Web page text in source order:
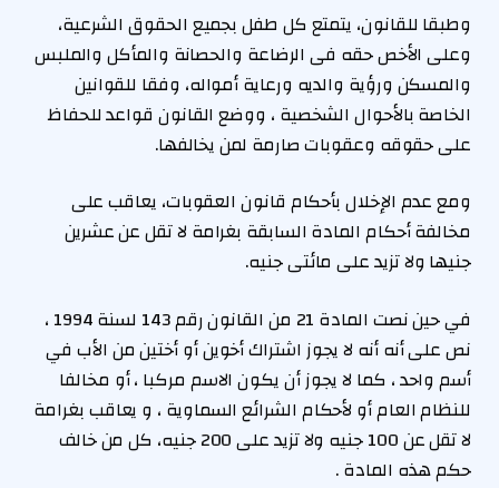
وطبقا للقانون، يتمتع كل طفل بجميع الحقوق الشرعية،
وعلى الأخص حقه فى الرضاعة والحصانة والمأكل والملبس
والمسكن ورؤية والديه ورعاية أمواله، وفقا للقوانين
الخاصة بالأحوال الشخصية ، ووضع القانون قواعد للحفاظ
على حقوقه وعقوبات صارمة لمن يخالفها.
ومع عدم الإخلال بأحكام قانون العقوبات، يعاقب على
مخالفة أحكام المادة السابقة بغرامة لا تقل عن عشرين
جنيها ولا تزيد على مائتى جنيه.
في حين نصت المادة 21 من القانون رقم 143 لسنة 1994 ،
نص على أنه أنه لا يجوز اشتراك أخوين أو أختين من الأب في
أسم واحد ، كما لا يجوز أن يكون الاسم مركبا ، أو مخالفا
للنظام العام أو لأحكام الشرائع السماوية ، و يعاقب بغرامة
لا تقل عن 100 جنيه ولا تزيد على 200 جنيه، كل من خالف
حكم هذه المادة .